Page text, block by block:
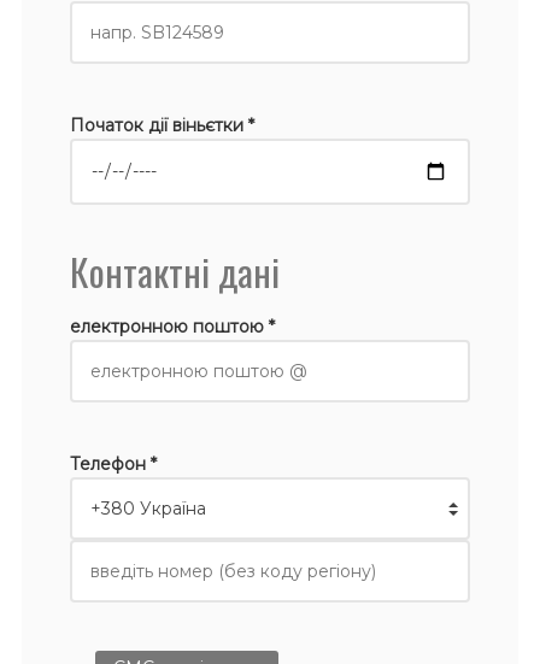
Початок дії віньєтки *
Контактні дані
електронною поштою *
Телефон *